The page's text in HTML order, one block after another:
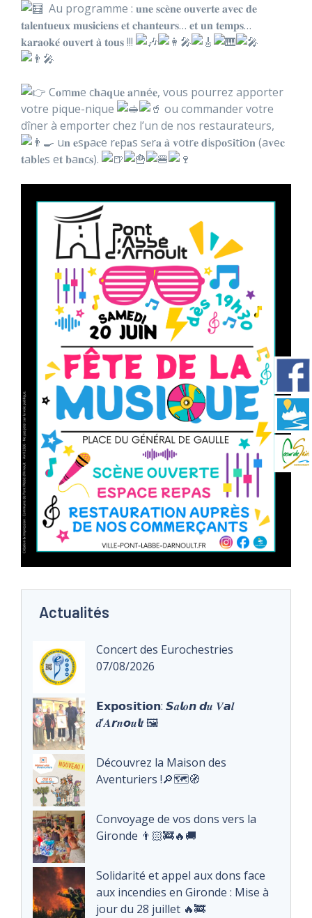
Au programme : 𝐮𝐧𝐞 𝐬𝐜𝐞̀𝐧𝐞 𝐨𝐮𝐯𝐞𝐫𝐭𝐞 𝐚𝐯𝐞𝐜 𝐝𝐞
𝐭𝐚𝐥𝐞𝐧𝐭𝐮𝐞𝐮𝐱 𝐦𝐮𝐬𝐢𝐜𝐢𝐞𝐧𝐬 𝐞𝐭 𝐜𝐡𝐚𝐧𝐭𝐞𝐮𝐫𝐬… 𝐞𝐭 𝐮𝐧 𝐭𝐞𝐦𝐩𝐬…
𝐤𝐚𝐫𝐚𝐨𝐤𝐞́ 𝐨𝐮𝐯𝐞𝐫𝐭 𝐚̀ 𝐭𝐨𝐮𝐬 !!!
C𝐨m𝐦e c𝐡a𝐪u𝐞 𝐚n𝐧é𝐞, vous pourrez apporter
votre pique-nique
ou commander votre
dîner à emporter chez l’un de nos restaurateurs,
u𝐧 𝐞s𝐩a𝐜e r𝐞p𝐚s s𝐞r𝐚 𝐚̀ 𝐯o𝐭r𝐞 𝐝i𝐬p𝐨s𝐢t𝐢o𝐧 (a𝐯e𝐜
𝐭a𝐛l𝐞s e𝐭 𝐛a𝐧c𝐬).
Actualités
Concert des Eurochestries
07/08/2026
𝗘𝘅𝗽𝗼𝘀𝗶𝘁𝗶𝗼𝗻: 𝙎𝒂𝙡𝒐𝙣 𝙙𝒖 𝑽𝙖𝒍
𝒅’𝑨𝙧𝒏𝙤𝒖𝙡𝒕 🖼️
Découvrez la Maison des
Aventuriers !🔎🗺️🧭
Convoyage de vos dons vers la
Gironde 👨🏻‍🚒🔥🚚
Solidarité et appel aux dons face
aux incendies en Gironde : Mise à
jour du 28 juillet 🔥🚒